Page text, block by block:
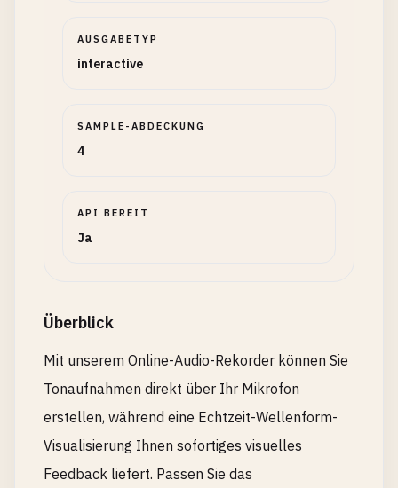
AUSGABETYP
interactive
SAMPLE-ABDECKUNG
4
API BEREIT
Ja
Überblick
Mit unserem Online-Audio-Rekorder können Sie
Tonaufnahmen direkt über Ihr Mikrofon
erstellen, während eine Echtzeit-Wellenform-
Visualisierung Ihnen sofortiges visuelles
Feedback liefert. Passen Sie das